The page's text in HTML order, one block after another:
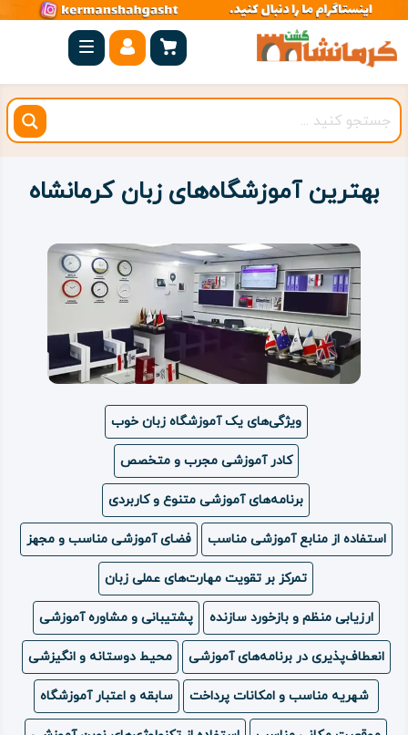
صفحه
اصلی
کرمانشاه
شهرستان
روستاهای
اقامتگاه
ما
بهترین آموزشگاه‌‌های زبان کرمانشاه
ویژگی‌های یک آموزشگاه زبان خوب
کادر آموزشی مجرب و متخصص
برنامه‌های آموزشی متنوع و کاربردی
استفاده از منابع آموزشی مناسب فضای آموزشی مناسب و مجهز
تمرکز بر تقویت مهارت‌های عملی زبان
ارزیابی منظم و بازخورد سازنده پشتیبانی و مشاوره آموزشی
انعطاف‌پذیری در برنامه‌های آموزشی محیط دوستانه و انگیزشی
شهریه مناسب و امکانات پرداخت سابقه و اعتبار آموزشگاه